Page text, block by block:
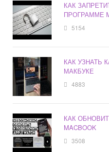
КАК
ПРОГРАММЕ
5154
КАК УЗНАТЬ
МАКБУКЕ
4883
КАК
MACBOOK
3508